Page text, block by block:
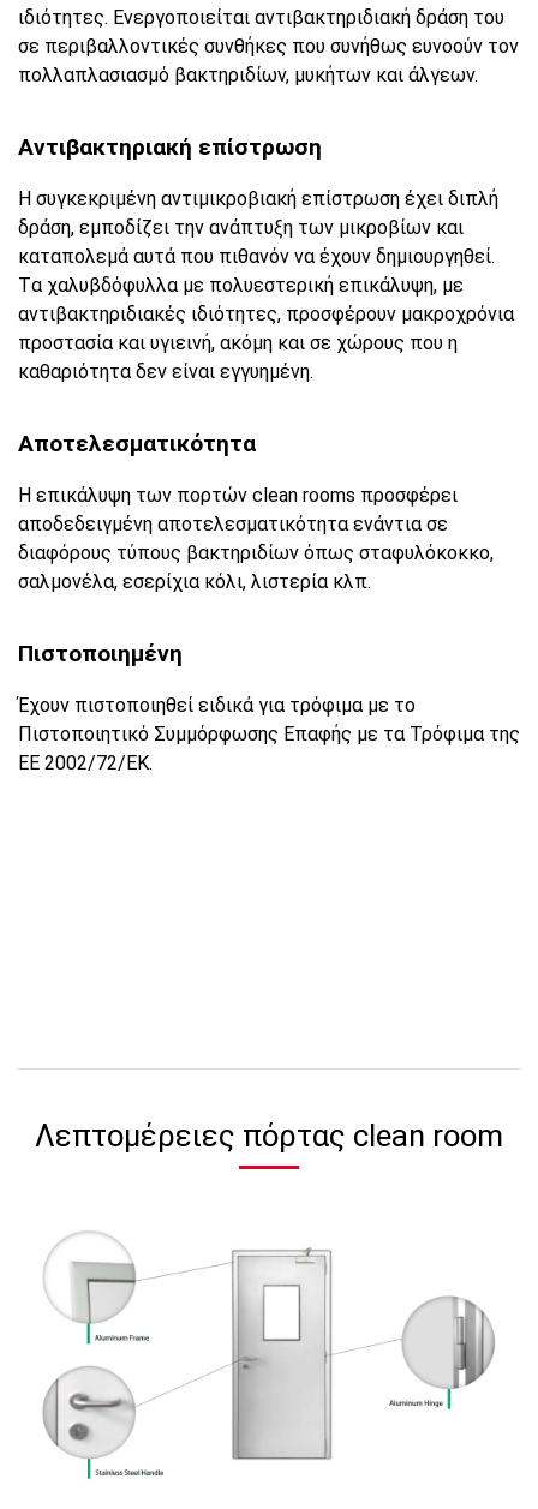
ιδιότητες. Ενεργοποιείται αντιβακτηριδιακή δράση του
σε περιβαλλοντικές συνθήκες που συνήθως ευνοούν τον
πολλαπλασιασμό βακτηριδίων, μυκήτων και άλγεων.
Αντιβακτηριακή επίστρωση
Η συγκεκριμένη αντιμικροβιακή επίστρωση έχει διπλή
δράση, εμποδίζει την ανάπτυξη των μικροβίων και
καταπολεμά αυτά που πιθανόν να έχουν δημιουργηθεί.
Tα χαλυβδόφυλλα με πολυεστερική επικάλυψη, με
αντιβακτηριδιακές ιδιότητες, προσφέρουν μακροχρόνια
προστασία και υγιεινή, ακόμη και σε χώρους που η
καθαριότητα δεν είναι εγγυημένη.
Αποτελεσματικότητα
Η επικάλυψη των πορτών clean rooms προσφέρει
αποδεδειγμένη αποτελεσματικότητα ενάντια σε
διαφόρους τύπους βακτηριδίων όπως σταφυλόκοκκο,
σαλμονέλα, εσερίχια κόλι, λιστερία κλπ.
Πιστοποιημένη
Έχουν πιστοποιηθεί ειδικά για τρόφιμα με το
Πιστοποιητικό Συμμόρφωσης Επαφής με τα Τρόφιμα της
ΕΕ 2002/72/ΕΚ.
Λεπτομέρειες πόρτας clean room